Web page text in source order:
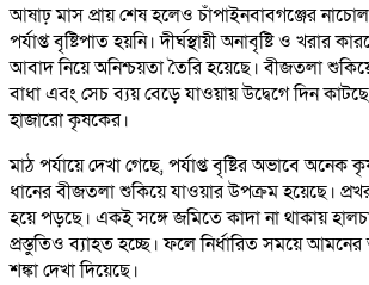
আষাঢ় মাস প্রায় শেষ হলেও চাঁপাইনবাবগঞ্জের
পর্যাপ্ত বৃষ্টিপাত হয়নি। দীর্ঘস্থায়ী অনাবৃষ্টি ও খরার
আবাদ নিয়ে অনিশ্চয়তা তৈরি হয়েছে। বীজতলা
বাধা এবং সেচ ব্যয় বেড়ে যাওয়ায় উদ্বেগে দিন
হাজারো কৃষকের।
মাঠ পর্যায়ে দেখা গেছে, পর্যাপ্ত বৃষ্টির অভাবে
ধানের বীজতলা শুকিয়ে যাওয়ার উপক্রম হয়েছে।
হয়ে পড়ছে। একই সঙ্গে জমিতে কাদা না থাকায়
প্রস্তুতিও ব্যাহত হচ্ছে। ফলে নির্ধারিত সময়ে
শঙ্কা দেখা দিয়েছে।